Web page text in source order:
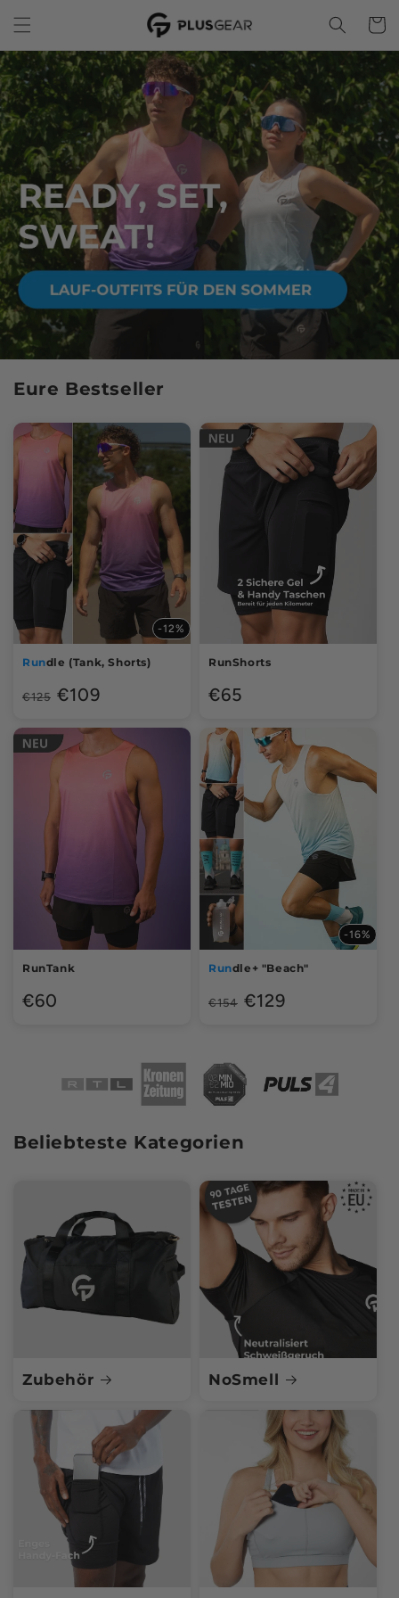
NAAR DE
CONTENT
Eure Bestseller
-12%
Rundle (Tank, Shorts)
prijs
€125 €109
RunShorts
prijs
€65
RunTank
prijs
€60
-16%
Rundle+ "Beach"
prijs
€154 €129
Beliebteste Kategorien
Zubehör NoSmell